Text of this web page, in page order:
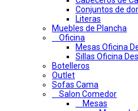
Conjuntos de
Literas
Muebles de Plancha
Oficina
Mesas Oficina
Sillas Oficina
Botelleros
Outlet
Sofas Cama
Salon Comedor
Mesas